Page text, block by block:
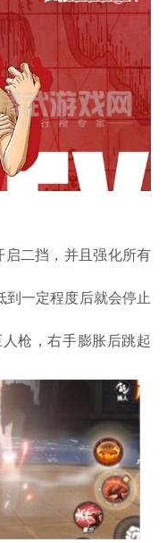
启二挡，并且强化所有
一定程度后就会停止
枪，右手膨胀后跳起